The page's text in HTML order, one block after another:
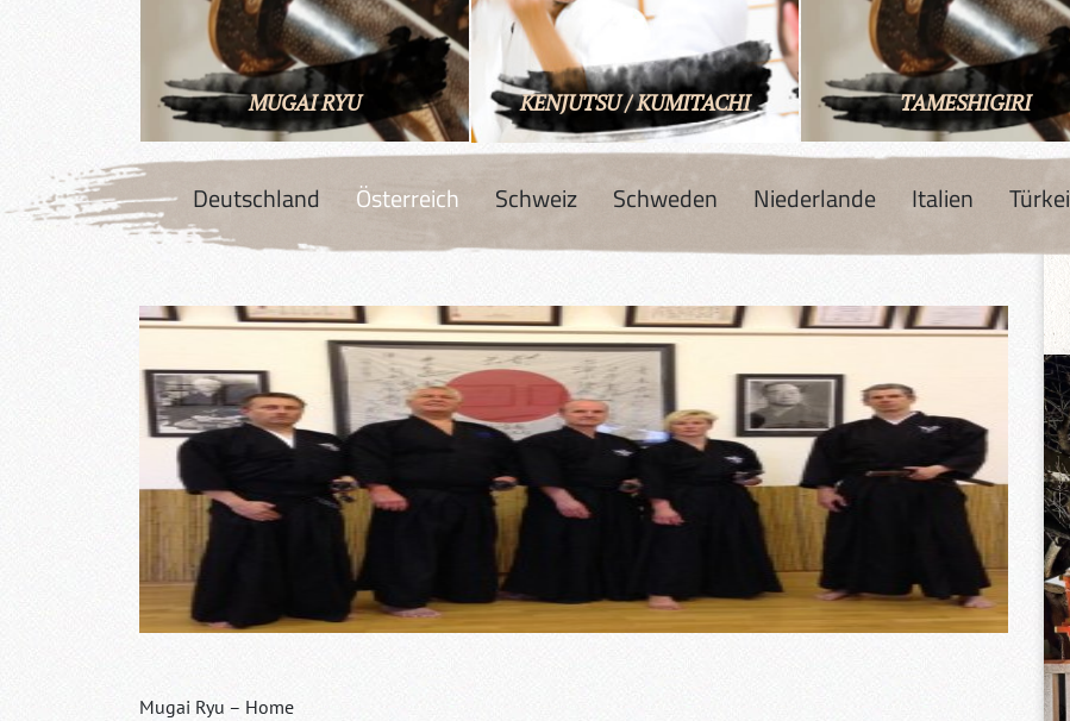
MUGAI RYU KENJUTSU / KUMITACHI TAMESHIGIRI
Deutschland Österreich Schweiz Schweden Niederlande Italien Türkei
Mugai Ryu – Home